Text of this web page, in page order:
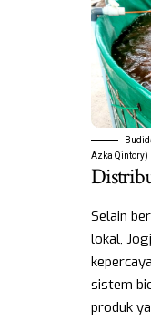
Azka Qintory)
Selain
lokal,
sistem
produk